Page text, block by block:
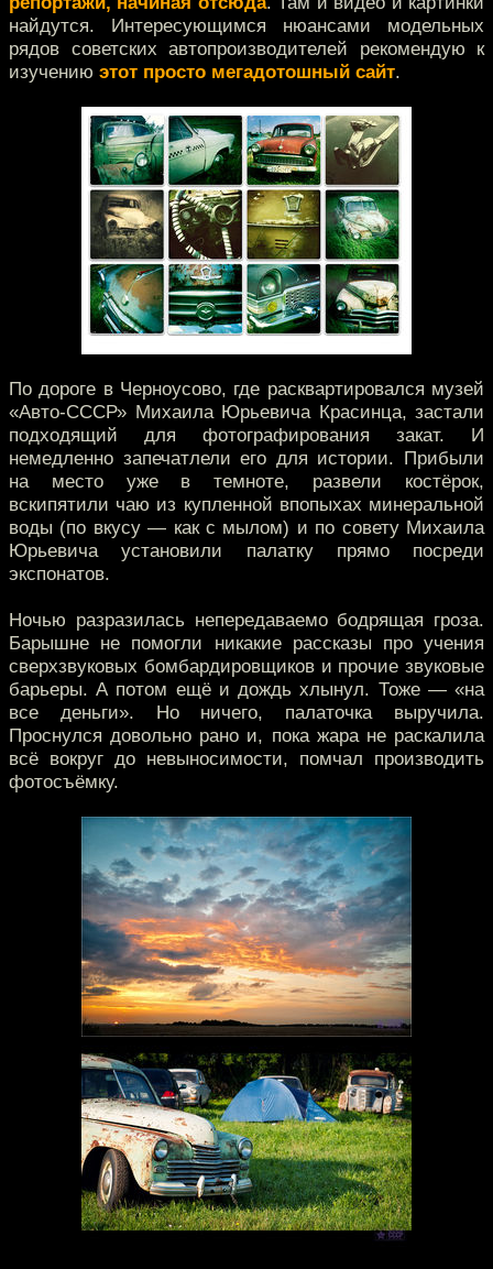
найдутся. Интересующимся нюансами модельных
рядов советских автопроизводителей рекомендую к
изучению этот просто мегадотошный сайт.
По дороге в Черноусово, где расквартировался музей
«Авто-СССР» Михаила Юрьевича Красинца, застали
подходящий для фотографирования закат. И
немедленно запечатлели его для истории. Прибыли
на место уже в темноте, развели костёрок,
вскипятили чаю из купленной впопыхах минеральной
воды (по вкусу — как с мылом) и по совету Михаила
Юрьевича установили палатку прямо посреди
экспонатов.
Ночью разразилась непередаваемо бодрящая гроза.
Барышне не помогли никакие рассказы про учения
сверхзвуковых бомбардировщиков и прочие звуковые
барьеры. А потом ещё и дождь хлынул. Тоже — «на
все деньги». Но ничего, палаточка выручила.
Проснулся довольно рано и, пока жара не раскалила
всё вокруг до невыносимости, помчал производить
фотосъёмку.